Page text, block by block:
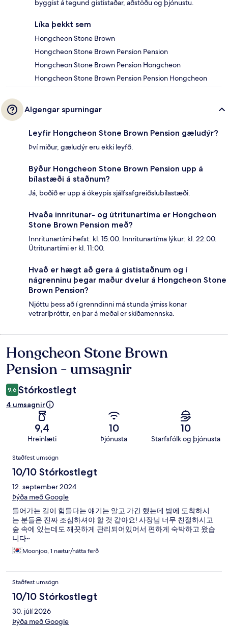
byggist á tegund gististaðar, aðstöðu og þjónustu.
Líka þekkt sem
Hongcheon Stone Brown
Hongcheon Stone Brown Pension Pension
Hongcheon Stone Brown Pension Hongcheon
Hongcheon Stone Brown Pension Pension Hongcheon
Algengar spurningar
Leyfir Hongcheon Stone Brown Pension gæludýr?
Því miður, gæludýr eru ekki leyfð.
Býður Hongcheon Stone Brown Pension upp á
bílastæði á staðnum?
Já, boðið er upp á ókeypis sjálfsafgreiðslubílastæði.
Hvaða innritunar- og útritunartíma er Hongcheon
Stone Brown Pension með?
Innritunartími hefst: kl. 15:00. Innritunartíma lýkur: kl. 22:00.
Útritunartími er kl. 11:00.
Hvað er hægt að gera á gististaðnum og í
nágrenninu þegar maður dvelur á Hongcheon Stone
Brown Pension?
Njóttu þess að í grenndinni má stunda ýmiss konar
vetraríþróttir, en þar á meðal er skíðamennska.
Umsagnir
Hongcheon Stone Brown
Pension - umsagnir
9,6 Stórkostlegt
4 umsagnir
9,4
Hreinlæti
10
Þjónusta
10
Starfsfólk og þjónusta
Umsagnir
Staðfest umsögn
10/10 Stórkostlegt
12. september 2024
Þýða með Google
들어가는 길이 힘들다는 얘기는 알고 가긴 했는데 밤에 도착하시
는 분들은 진짜 조심하셔야 할 것 같아요! 사장님 너무 친절하시고
숲 속에 있는데도 깨끗하게 관리되어있어서 편하게 숙박하고 왔습
니다~
Moonjoo, 1 nætur/nátta ferð
Staðfest umsögn
10/10 Stórkostlegt
30. júlí 2026
Þýða með Google